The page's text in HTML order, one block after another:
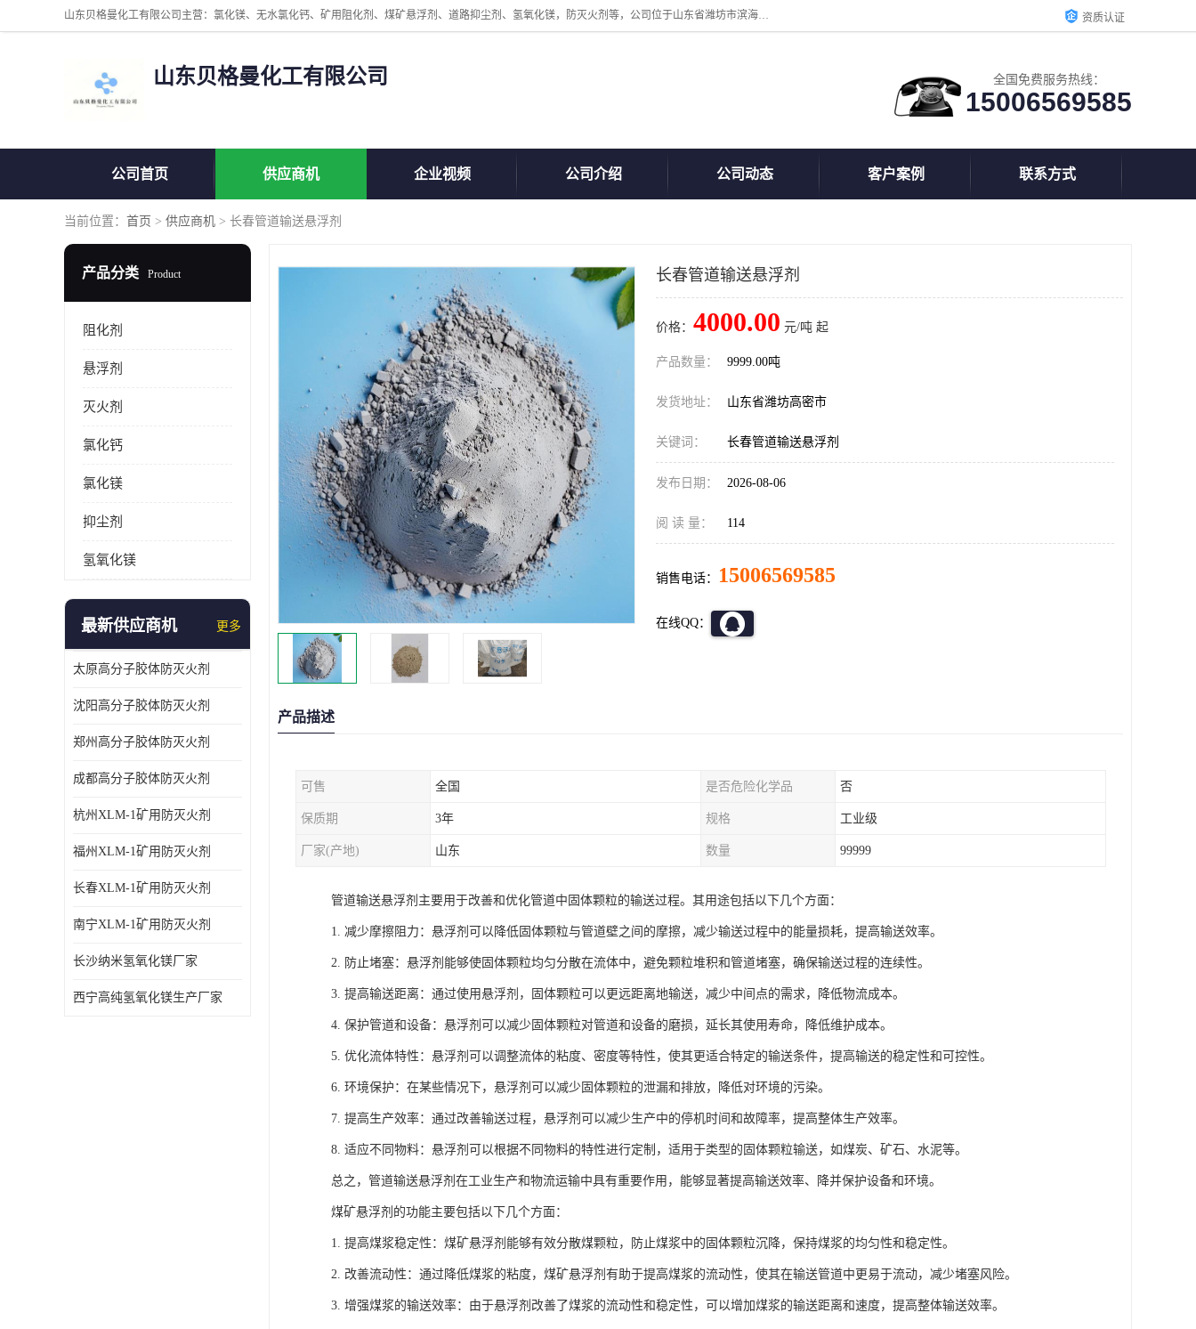
山东贝格曼化工有限公司主营：氯化镁、无水氯化钙、矿用阻化剂、煤矿悬浮剂、道路抑尘剂、氢氧化镁，防灭火剂等，公司位于山东省潍坊市滨海经济开发区,是专业从事对各种精细化工集研究、开发、制造于一体的现代化大型跨境化工企业，公司本着诚信经营、给每一位客户提供专业服务。 资质认证
山东贝格曼化工有限公司 全国免费服务热线：
15006569585
公司首页 供应商机 企业视频 公司介绍 公司动态 客户案例 联系方式
当前位置： 首页 > 供应商机 > 长春管道输送悬浮剂
产品分类 Product
阻化剂
悬浮剂
灭火剂
氯化钙
氯化镁
抑尘剂
氢氧化镁
最新供应商机 更多
太原高分子胶体防灭火剂
沈阳高分子胶体防灭火剂
郑州高分子胶体防灭火剂
成都高分子胶体防灭火剂
杭州XLM-1矿用防灭火剂
福州XLM-1矿用防灭火剂
长春XLM-1矿用防灭火剂
南宁XLM-1矿用防灭火剂
长沙纳米氢氧化镁厂家
西宁高纯氢氧化镁生产厂家
长春管道输送悬浮剂
价格： 4000.00 元/吨 起
产品数量： 9999.00吨
发货地址： 山东省潍坊高密市
关键词： 长春管道输送悬浮剂
发布日期： 2026-08-06
阅 读 量： 114
销售电话： 15006569585
在线QQ：
产品描述
可售 全国 是否危险化学品 否
保质期 3年 规格 工业级
厂家(产地) 山东 数量 99999
管道输送悬浮剂主要用于改善和优化管道中固体颗粒的输送过程。其用途包括以下几个方面：
1. 减少摩擦阻力：悬浮剂可以降低固体颗粒与管道壁之间的摩擦，减少输送过程中的能量损耗，提高输送效率。
2. 防止堵塞：悬浮剂能够使固体颗粒均匀分散在流体中，避免颗粒堆积和管道堵塞，确保输送过程的连续性。
3. 提高输送距离：通过使用悬浮剂，固体颗粒可以更远距离地输送，减少中间点的需求，降低物流成本。
4. 保护管道和设备：悬浮剂可以减少固体颗粒对管道和设备的磨损，延长其使用寿命，降低维护成本。
5. 优化流体特性：悬浮剂可以调整流体的粘度、密度等特性，使其更适合特定的输送条件，提高输送的稳定性和可控性。
6. 环境保护：在某些情况下，悬浮剂可以减少固体颗粒的泄漏和排放，降低对环境的污染。
7. 提高生产效率：通过改善输送过程，悬浮剂可以减少生产中的停机时间和故障率，提高整体生产效率。
8. 适应不同物料：悬浮剂可以根据不同物料的特性进行定制，适用于类型的固体颗粒输送，如煤炭、矿石、水泥等。
总之，管道输送悬浮剂在工业生产和物流运输中具有重要作用，能够显著提高输送效率、降并保护设备和环境。
煤矿悬浮剂的功能主要包括以下几个方面：
1. 提高煤浆稳定性：煤矿悬浮剂能够有效分散煤颗粒，防止煤浆中的固体颗粒沉降，保持煤浆的均匀性和稳定性。
2. 改善流动性：通过降低煤浆的粘度，煤矿悬浮剂有助于提高煤浆的流动性，使其在输送管道中更易于流动，减少堵塞风险。
3. 增强煤浆的输送效率：由于悬浮剂改善了煤浆的流动性和稳定性，可以增加煤浆的输送距离和速度，提高整体输送效率。